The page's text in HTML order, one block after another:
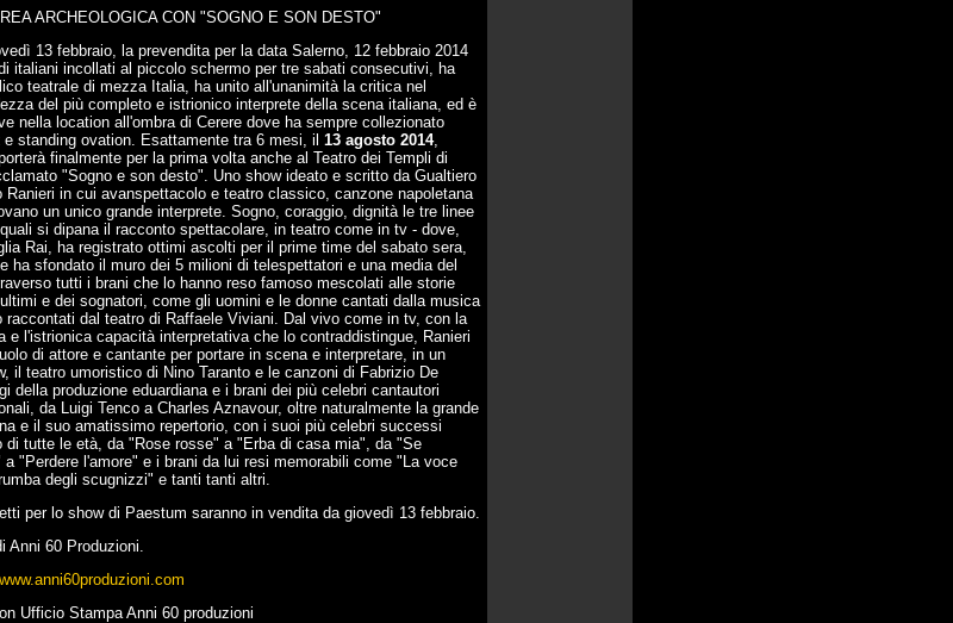
ARCHEOLOGICA CON "SOGNO E SON DESTO"
13 febbraio, la prevendita per la data Salerno, 12 febbraio 2014
italiani incollati al piccolo schermo per tre sabati consecutivi, ha
teatrale di mezza Italia, ha unito all'unanimità la critica nel
del più completo e istrionico interprete della scena italiana, ed è
nella location all'ombra di Cerere dove ha sempre collezionato
standing ovation. Esattamente tra 6 mesi, il 13 agosto 2014,
finalmente per la prima volta anche al Teatro dei Templi di
"Sogno e son desto". Uno show ideato e scritto da Gualtiero
Ranieri in cui avanspettacolo e teatro classico, canzone napoletana
un unico grande interprete. Sogno, coraggio, dignità le tre linee
si dipana il racconto spettacolare, in teatro come in tv - dove,
Rai, ha registrato ottimi ascolti per il prime time del sabato sera,
ha sfondato il muro dei 5 milioni di telespettatori e una media del
tutti i brani che lo hanno reso famoso mescolati alle storie
e dei sognatori, come gli uomini e le donne cantati dalla musica
raccontati dal teatro di Raffaele Viviani. Dal vivo come in tv, con la
e l'istrionica capacità interpretativa che lo contraddistingue, Ranieri
di attore e cantante per portare in scena e interpretare, in un
il teatro umoristico di Nino Taranto e le canzoni di Fabrizio De
della produzione eduardiana e i brani dei più celebri cantautori
da Luigi Tenco a Charles Aznavour, oltre naturalmente la grande
e il suo amatissimo repertorio, con i suoi più celebri successi
di tutte le età, da "Rose rosse" a "Erba di casa mia", da "Se
"Perdere l'amore" e i brani da lui resi memorabili come "La voce
degli scugnizzi" e tanti tanti altri.
per lo show di Paestum saranno in vendita da giovedì 13 febbraio.
Anni 60 Produzioni.
www.anni60produzioni.com
Ufficio Stampa Anni 60 produzioni